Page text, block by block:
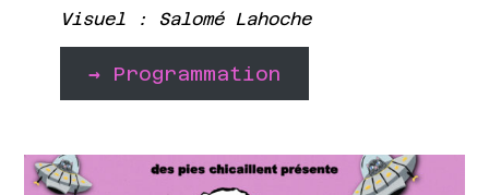
Visuel : Salomé Lahoche
→Programmation